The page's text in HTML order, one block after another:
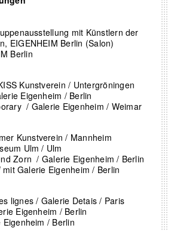
mit Künstlern der
EIGENHEIM Berlin (Salon)
Berlin
Kunstverein / Untergröningen
Eigenheim / Berlin
/ Galerie Eigenheim / Weimar
Kunstverein / Mannheim
Ulm / Ulm
Zorn / Galerie Eigenheim / Berlin
Galerie Eigenheim / Berlin
lignes / Galerie Detais / Paris
Eigenheim / Berlin
/ Berlin